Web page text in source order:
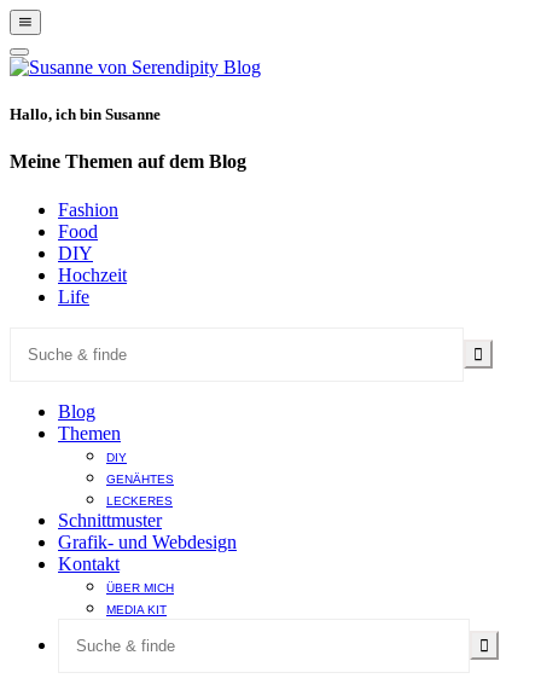
Show
Offscreen
Content
Hide
Offscreen
Hallo, ich bin Susanne
Meine Themen auf dem Blog
Fashion
Food
DIY
Hochzeit
Life
Blog
Themen
DIY
GENÄHTES
LECKERES
Schnittmuster
Grafik- und Webdesign
Kontakt
ÜBER MICH
MEDIA KIT